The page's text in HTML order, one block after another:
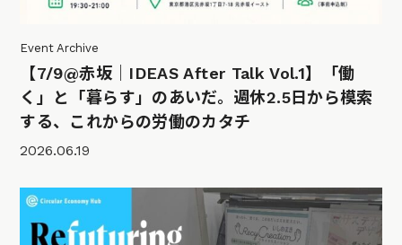
Event Archive
【7/9@赤坂｜IDEAS After Talk Vol.1】「働
く」と「暮らす」のあいだ。週休2.5日から模索
する、これからの労働のカタチ
2026.06.19